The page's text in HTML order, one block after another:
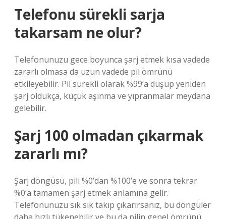
Telefonu sürekli sarja
takarsam ne olur?
Telefonunuzu gece boyunca şarj etmek kısa vadede
zararlı olmasa da uzun vadede pil ömrünü
etkileyebilir. Pil sürekli olarak %99’a düşüp yeniden
şarj oldukça, küçük aşınma ve yıpranmalar meydana
gelebilir.
Şarj 100 olmadan çıkarmak
zararlı mı?
Şarj döngüsü, pili %0’dan %100’e ve sonra tekrar
%0’a tamamen şarj etmek anlamına gelir.
Telefonunuzu sık sık takıp çıkarırsanız, bu döngüler